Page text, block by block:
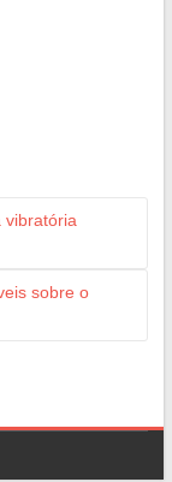
vibratória
sobre o